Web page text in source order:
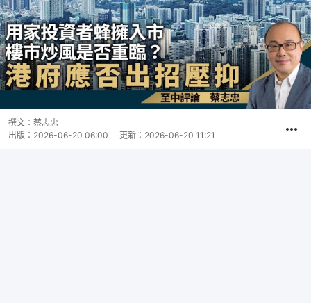
撰文： 蔡志忠
出版： 2026-06-20 06:00 更新： 2026-06-20 11:21